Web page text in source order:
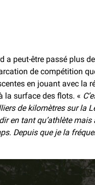
a peut-être passé plus
de compétition
en jouant avec la
la surface des flots. «
de kilomètres sur la
en tant qu’athlète mais
Depuis que je la